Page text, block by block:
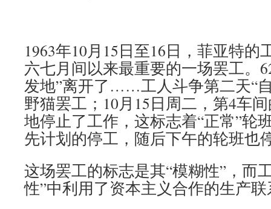
1963年10月15日至16日，菲亚特的
六七月间以来最重要的一场罢工。
发地”离开了……工人斗争第二天“
野猫罢工；10月15日周二，第4车
地停止了工作，这标志着“正常”轮
先计划的停工，随后下午的轮班也
这场罢工的标志是其“模糊性”，而
性”中利用了资本主义合作的生产